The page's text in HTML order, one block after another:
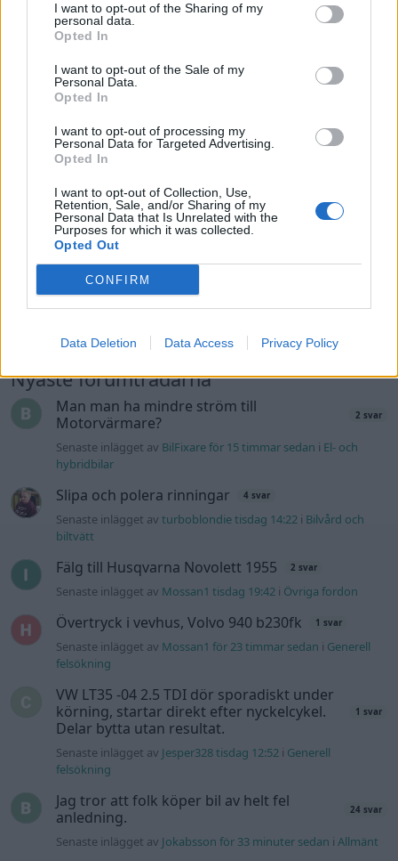
I want to opt-out of the Sharing of my
personal data.
Opted In
I want to opt-out of the Sale of my
Personal Data.
Opted In
I want to opt-out of processing my
Personal Data for Targeted Advertising.
Opted In
I want to opt-out of Collection, Use,
Retention, Sale, and/or Sharing of my
Personal Data that Is Unrelated with the
Purposes for which it was collected.
Opted Out
CONFIRM
Data Deletion Data Access Privacy Policy
Manta b som ska räddas (kaross eller
delar sökes)
Senaste inlägget av Tyfors för 16 timmar sedan Projekt
Camaro som bruksbil?!
Senaste inlägget av Ev_volvo142 Igår 09:02
Volvo 740 GLT Långtids Projekt
Volvo 142 Elkonvertering Elbil
Senaste inlägget av Ev_volvo142 måndag 19:16
Volkswagen split bus t1 1962 2558 svar
Senaste inlägget av Dr_snuggels måndag 18:29
Senaste inlägget av Rikard_Persson måndag 09:55iProjekt
Nyaste forumtrådarna
Man man ha mindre ström till
Motorvärmare?
2 svar
Senaste inlägget av BilFixare för 15 timmar sedan i El- och
hybridbilar
Slipa och polera rinningar 4 svar
Senaste inlägget avturboblondie tisdag 14:22 i Bilvård och
biltvätt
Fälg till Husqvarna Novolett 1955 2 svar
Senaste inlägget av Mossan1 tisdag 19:42 i Övriga fordon
Övertryck i vevhus, Volvo 940 b230fk 1 svar
Senaste inlägget av Mossan1 för 23 timmar sedan i Generell
felsökning
VW LT35 -04 2.5 TDI dör sporadiskt under
körning, startar direkt efter nyckelcykel.
Delar bytta utan resultat.
1 svar
Senaste inlägget av Jesper328 tisdag 12:52 i Generell
felsökning
Jag tror att folk köper bil av helt fel
anledning.
24 svar
Senaste inlägget av Jokabsson för 33 minuter sedan iAllmänt